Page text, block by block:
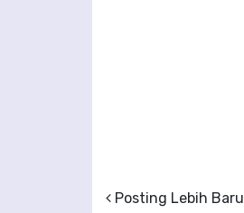
Posting Lebih Baru